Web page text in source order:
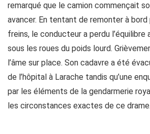
remarqué que le camion commençait
avancer. En tentant de remonter à
freins, le conducteur a perdu l’équilibre
sous les roues du poids lourd.
l’âme sur place. Son cadavre a été
de l’hôpital à Larache tandis qu’une
par les éléments de la gendarmerie
les circonstances exactes de ce drame.